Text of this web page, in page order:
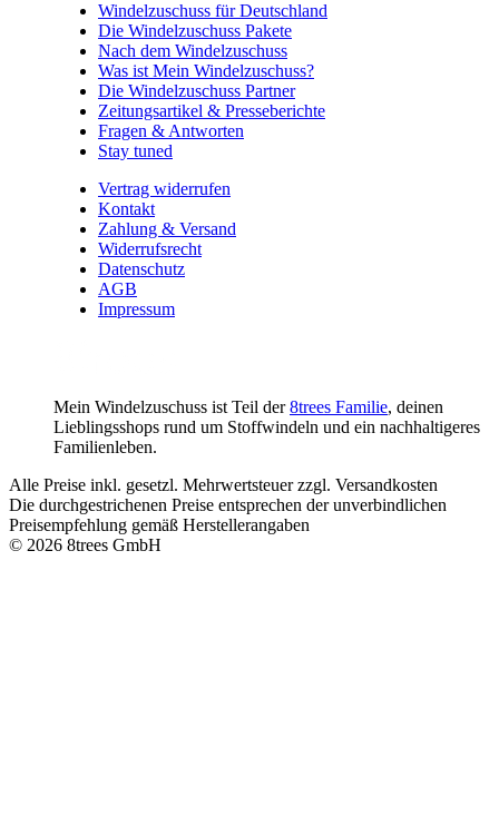
Windelzuschuss für Deutschland
Die Windelzuschuss Pakete
Nach dem Windelzuschuss
Was ist Mein Windelzuschuss?
Die Windelzuschuss Partner
Zeitungsartikel & Presseberichte
Fragen & Antworten
Stay tuned
Vertrag widerrufen
Kontakt
Zahlung & Versand
Widerrufsrecht
Datenschutz
AGB
Impressum
Mein Windelzuschuss ist Teil der8trees Familie, deinen
Lieblingsshops rund um Stoffwindeln und ein nachhaltigeres
Familienleben.
Alle Preise inkl. gesetzl. Mehrwertsteuer zzgl. Versandkosten
Die durchgestrichenen Preise entsprechen der unverbindlichen
Preisempfehlung gemäß Herstellerangaben
© 2026 8trees GmbH